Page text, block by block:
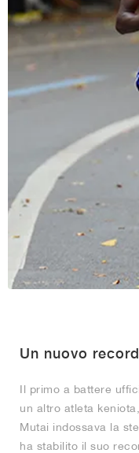
Un nuovo
Il primo a battere
un altro atleta
Mutai indossava la
ha stabilito il suo